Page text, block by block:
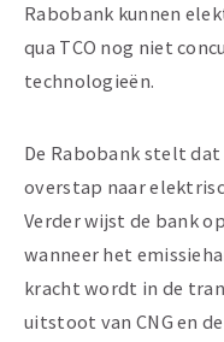
Rabobank kunnen
qua TCO nog niet
technologieën.
De Rabobank stelt
overstap naar
Verder wijst de bank
wanneer het
kracht wordt in de
uitstoot van CNG en